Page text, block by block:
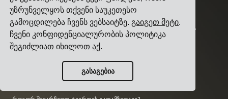
უზრუნველყოს თქვენი საუკეთესო
გამოცდილება ჩვენს ვებსაიტზე. გაიგეთ მეტი.
ჩვენი კონფიდენციალურობის პოლიტიკა
შეგიძლიათ იხილოთაქ.
გასაგებია
გზამკვლევები
ტოპ 17 სატრანსპორტო მართვის პროგრამული უზრუნველყოფა
ტვირთგამგზავნებისთვის
როგორ შევარჩიოთ მრავალი გადამზიდავის გადაზიდვის
პროგრამული უზრუნველყოფა?
როგორ ჩავატაროთ მარტივი სატრანსპორტო ტენდერი?